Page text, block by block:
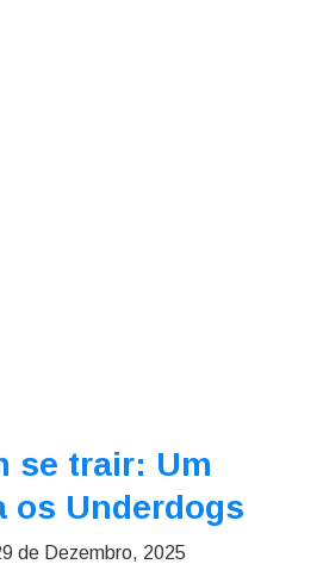
se trair: Um
os Underdogs
de Dezembro, 2025